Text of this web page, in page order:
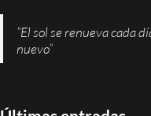
“El sol se renueva cada
nuevo”